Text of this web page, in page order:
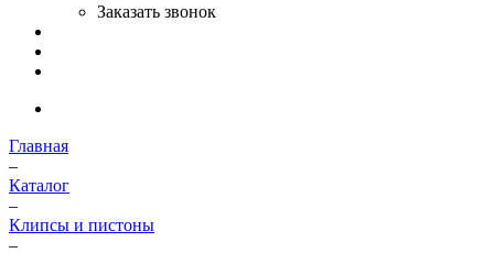
Заказать звонок
Главная
–
Каталог
–
Клипсы и пистоны
–